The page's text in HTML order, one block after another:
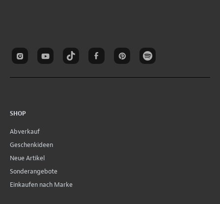
SHOP
Abverkauf
Geschenkideen
Neue Artikel
Sonderangebote
Einkaufen nach Marke